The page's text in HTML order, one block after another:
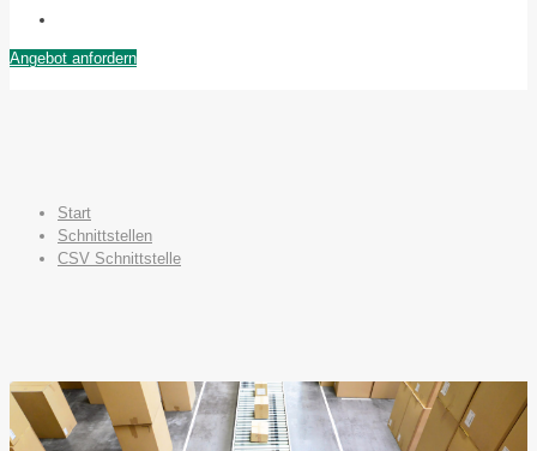
Angebot anfordern
Start
Schnittstellen
CSV Schnittstelle